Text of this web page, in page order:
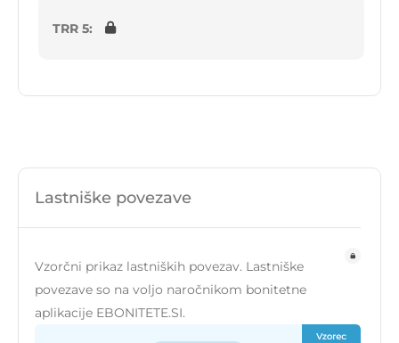
TRR 5:
Lastniške povezave
Vzorčni prikaz lastniških povezav. Lastniške
povezave so na voljo naročnikom bonitetne
aplikacije EBONITETE.SI.